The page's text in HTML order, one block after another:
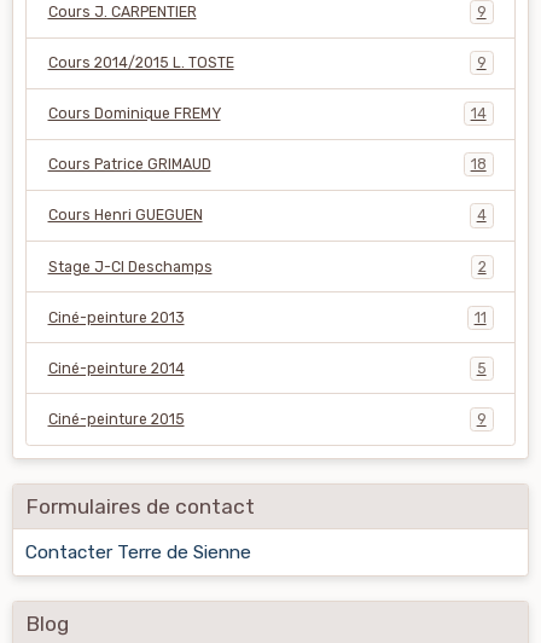
Cours J. CARPENTIER 9
Cours 2014/2015 L. TOSTE 9
Cours Dominique FREMY 14
Cours Patrice GRIMAUD 18
Cours Henri GUEGUEN 4
Stage J-Cl Deschamps 2
Ciné-peinture 2013 11
Ciné-peinture 2014 5
Ciné-peinture 2015 9
Formulaires de contact
Contacter Terre de Sienne
Blog